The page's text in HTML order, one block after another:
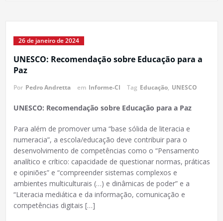
26 de janeiro de 2024
UNESCO: Recomendação sobre Educação para a
Paz
Por Pedro Andretta em Informe-CI Tag Educação, UNESCO
UNESCO: Recomendação sobre Educação para a Paz
Para além de promover uma “base sólida de literacia e
numeracia”, a escola/educação deve contribuir para o
desenvolvimento de competências como o “Pensamento
analítico e crítico: capacidade de questionar normas, práticas
e opiniões” e “compreender sistemas complexos e
ambientes multiculturais (…) e dinâmicas de poder” e a
“Literacia mediática e da informação, comunicação e
competências digitais […]